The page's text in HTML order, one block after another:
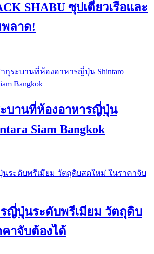
SHABU ซุปเตี๋ยวเรือและ
ลาด!
บานที่ห้องอาหารญี่ปุ่น
Siam Bangkok
รญี่ปุ่นระดับพรีเมียม วัตถุดิบ
าจับต้องได้